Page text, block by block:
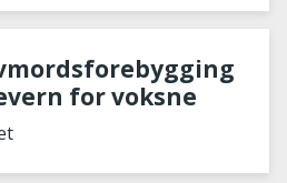
for voksne